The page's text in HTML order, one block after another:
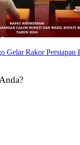
Gelar Rakor Persiapan